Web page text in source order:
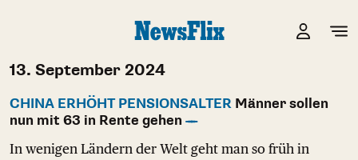
13. September 2024
CHINA ERHÖHT PENSIONSALTER Männer sollen
nun mit 63 in Rente gehen
In wenigen Ländern der Welt geht man so früh in